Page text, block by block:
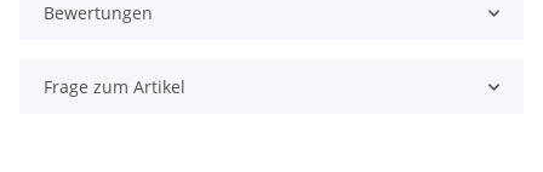
Bewertungen
Frage zum Artikel